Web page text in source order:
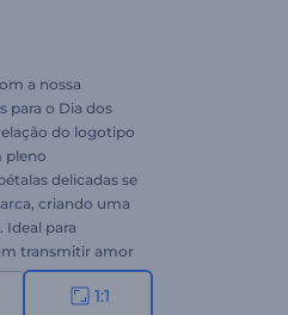
a nossa
para o Dia dos
do logotipo
pleno
delicadas se
criando uma
Ideal para
transmitir amor
Dia dos
logotipo, insira
1:1